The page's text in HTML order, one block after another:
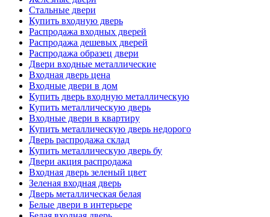
Стальные двери
Купить входную дверь
Распродажа входных дверей
Распродажа дешевых дверей
Распродажа образец двери
Двери входные металлические
Входная дверь цена
Входные двери в дом
Купить дверь входную металлическую
Купить металлическую дверь
Входные двери в квартиру
Купить металлическую дверь недорого
Дверь распродажа склад
Купить металлическую дверь бу
Двери акция распродажа
Входная дверь зеленый цвет
Зеленая входная дверь
Дверь металлическая белая
Белые двери в интерьере